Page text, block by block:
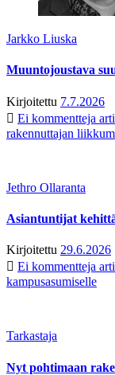
Jarkko Liuska
Muuntojoustava
Kirjoitettu 7.7.2026
Ei kommentteja
rakennuttajan
Jethro Ollaranta
Asiantuntijat
Kirjoitettu 29.6.2026
Ei kommentteja
kampusasumiselle
Tarkastaja
Nyt pohtimaan